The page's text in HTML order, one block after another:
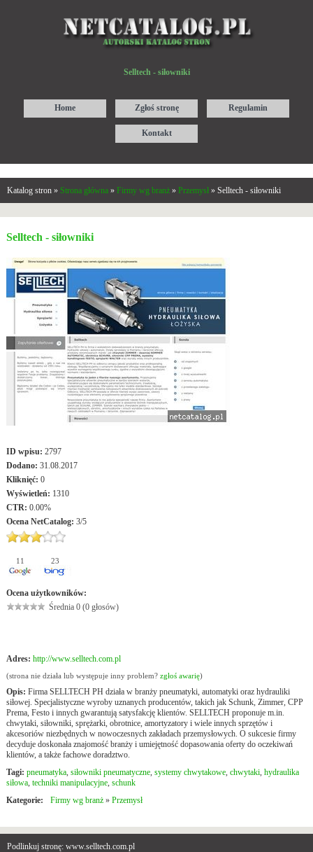
Selltech - siłowniki
Home Zgłoś stronę Regulamin
Kontakt
Katalog stron » Strona główna » Firmy wg branż » Przemysł » Selltech - siłowniki
Selltech - siłowniki
ID wpisu: 2797
Dodano: 31.08.2017
Kliknięć: 0
Wyświetleń: 1310
CTR: 0.00%
Ocena NetCatalog: 3/5
11 23
Ocena użytkowników:
Średnia 0 (0 głosów)
Adres: http://www.selltech.com.pl
(strona nie działa lub występuje inny problem? zgłoś awarię)
Opis: Firma SELLTECH PH działa w branży pneumatyki, automatyki oraz hydrauliki
siłowej. Specjalistyczne wyroby uznanych producentów, takich jak Schunk, Zimmer, CPP
Prema, Festo i innych gwarantują satysfakcję klientów. SELLTECH proponuje m.in.
chwytaki, siłowniki, sprężarki, obrotnice, amortyzatory i wiele innych sprzętów i
akcesoriów niezbędnych w nowoczesnych zakładach przemysłowych. O sukcesie firmy
decyduje doskonała znajomość branży i umiejętność dopasowania oferty do oczekiwań
klientów, a także fachowe doradztwo.
Tagi: pneumatyka, siłowniki pneumatyczne, systemy chwytakowe, chwytaki, hydraulika
siłowa, techniki manipulacyjne, schunk
Kategorie:
Firmy wg branż» Przemysł
Podlinkuj stronę: www.selltech.com.pl